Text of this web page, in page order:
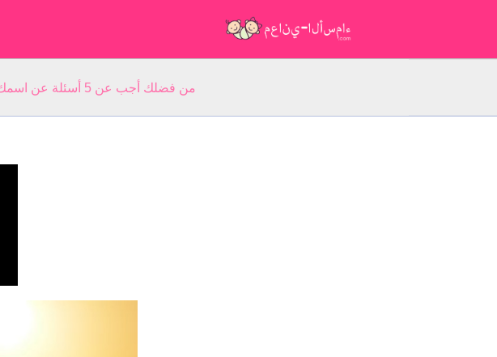
من فضلك أجب عن 5 أسئلة عن اسمك الأول: اسمك هو: